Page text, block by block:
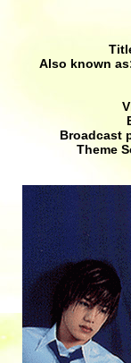
Also known
Broadcast
Theme